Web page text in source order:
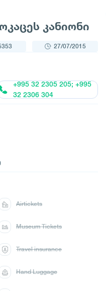
კანიონი
27/07/2015
+995 32 2305 205; +995
32 2306 304
Airtickets
Museum Tickets
Travel insurance
Hand Luggage